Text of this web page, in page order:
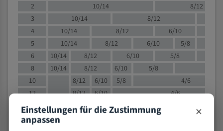
2
10/14
8/12
3
10/14 8/12
4
10/14 8/12 6/10
5
10/14 8/12 6/10
5/8
6
10/14 8/12 6/10
5/8
8
10/14 8/12 6/10 5/8
10
8/12 6/10 5/8
4/6
12
8/12 6/10
4/6
15
8/12 6/10
4/5
20
Einstellungen für die Zustimmung
anpassen ×